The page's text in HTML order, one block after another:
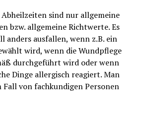
sind nur allgemeine
bzw. allgemeine Richtwerte. Es
anders ausfallen, wenn z.B. ein
wird, wenn die Wundpflege
durchgeführt wird oder wenn
Dinge allergisch reagiert. Man
Fall von fachkundigen Personen